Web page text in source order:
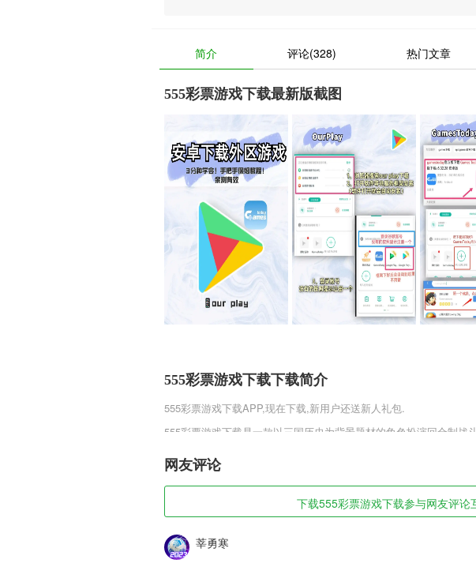
简介 评论(328) 热门文章
555彩票游戏下载最新版截图
555彩票游戏下载下载简介
555彩票游戏下载APP,现在下载,新用户还送新人礼包.
555彩票游戏下载是一款以三国历史为背景题材的角色扮演回合制战
国战争体验，还有自动挂机玩法，让你24小时不停歇进行战斗，还
555彩票游戏下载软件特色
2,【切换日期】
网友评论
下载555彩票游戏下载参与网友评论
莘勇寒